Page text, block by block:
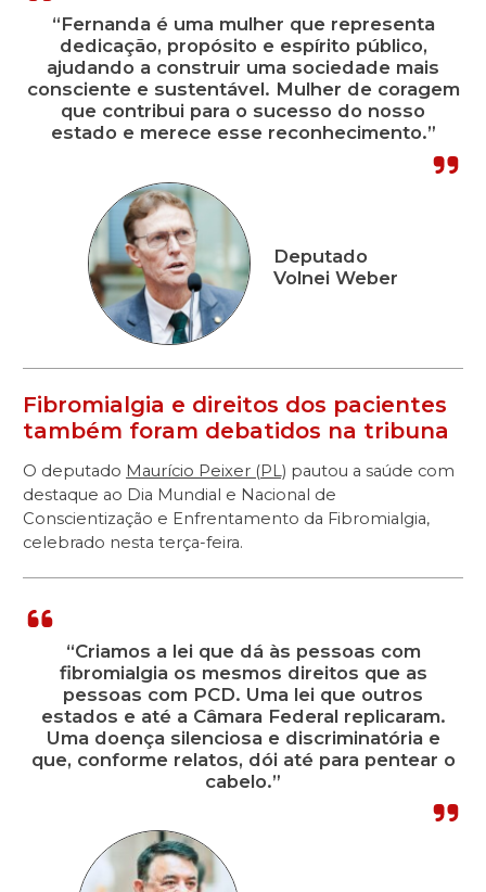
“Fernanda é uma mulher que representa
dedicação, propósito e espírito público,
ajudando a construir uma sociedade mais
consciente e sustentável. Mulher de coragem
que contribui para o sucesso do nosso
estado e merece esse reconhecimento.”
Deputado
Volnei Weber
Fibromialgia e direitos dos pacientes
também foram debatidos na tribuna
O deputado Maurício Peixer (PL) pautou a saúde com
destaque ao Dia Mundial e Nacional de
Conscientização e Enfrentamento da Fibromialgia,
celebrado nesta terça-feira.
“Criamos a lei que dá às pessoas com
fibromialgia os mesmos direitos que as
pessoas com PCD. Uma lei que outros
estados e até a Câmara Federal replicaram.
Uma doença silenciosa e discriminatória e
que, conforme relatos, dói até para pentear o
cabelo.”